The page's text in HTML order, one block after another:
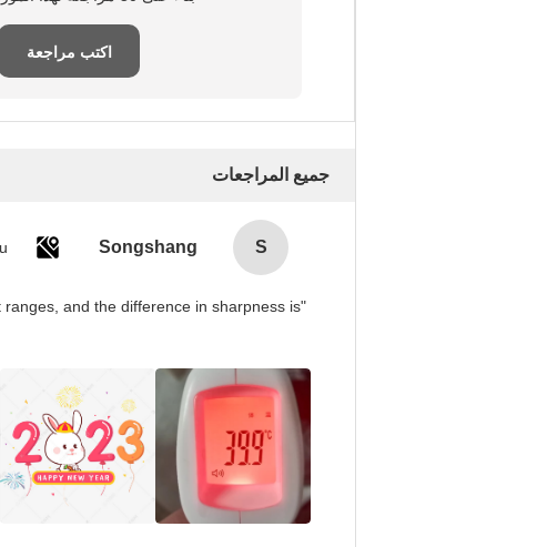
اكتب مراجعة
جميع المراجعات
S
Songshang
and the difference in sharpness is